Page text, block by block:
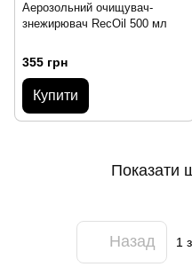
Аерозольний очищувач-
знежирювач RecOil 500 мл
355 грн
Купити
Показати
Назад 1